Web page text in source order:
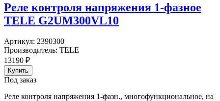
Реле контроля напряжения 1-фазное
TELE G2UM300VL10
Артикул: 2390300
Производитель: TELE
13190 ₽
Под заказ
Реле контроля напряжения 1-фазн., многофункциональное, на